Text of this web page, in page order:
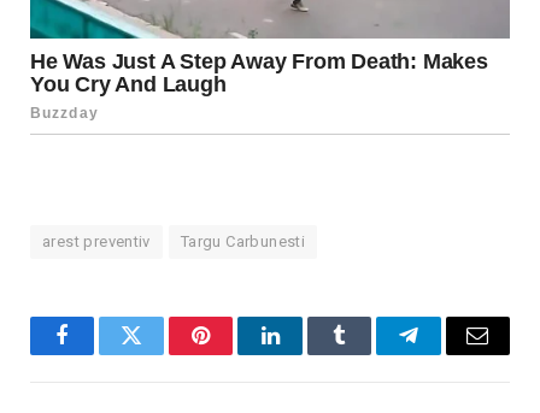
arest preventiv Targu Carbunesti
FacebookTwitter PinterestLinkedInTumblr TelegramEmail